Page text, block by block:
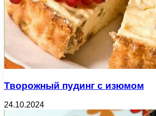
Творожный пудинг с изюмом
24.10.2024